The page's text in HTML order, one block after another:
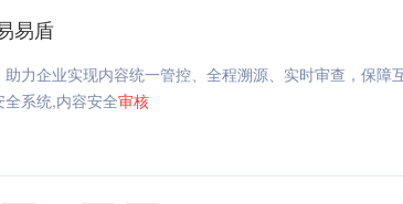
易盾
助力企业实现内容统一管控、全程溯源、实时审查，保障
全系统,内容安全审核